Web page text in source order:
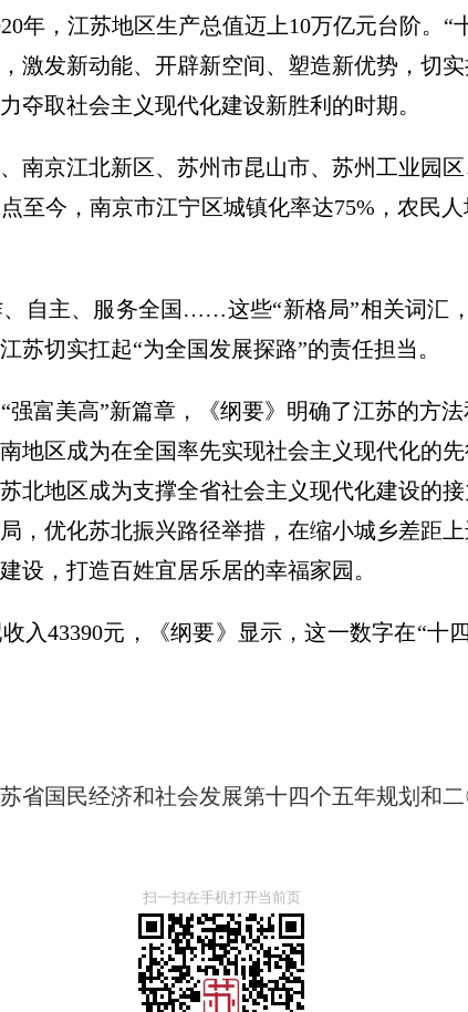
年，江苏地区生产总值迈上10万亿元台阶。“
激发新动能、开辟新空间、塑造新优势，切
夺取社会主义现代化建设新胜利的时期。
南京江北新区、苏州市昆山市、苏州工业园
至今，南京市江宁区城镇化率达75%，农民
自主、服务全国……这些“新格局”相关词汇
苏切实扛起“为全国发展探路”的责任担当。
强富美高”新篇章，《纲要》明确了江苏的方
地区成为在全国率先实现社会主义现代化的
北地区成为支撑全省社会主义现代化建设的
，优化苏北振兴路径举措，在缩小城乡差距
设，打造百姓宜居乐居的幸福家园。
入43390元，《纲要》显示，这一数字在“十
省国民经济和社会发展第十四个五年规划和
扫一扫在手机打开当前页